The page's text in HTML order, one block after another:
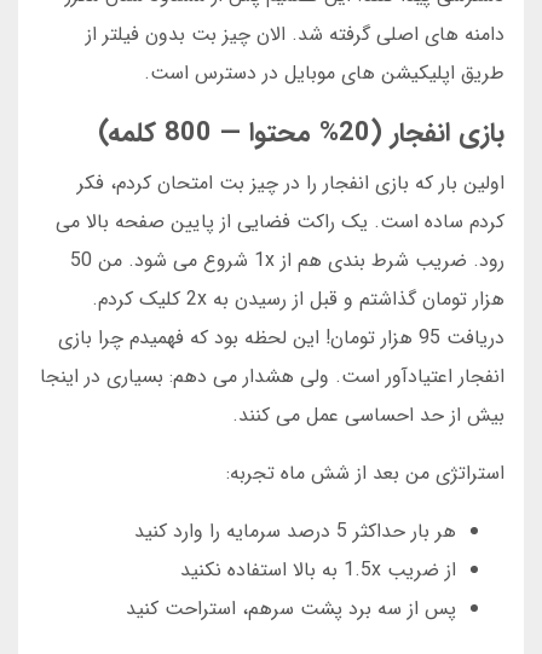
دامنه های اصلی گرفته شد. الان چیز بت بدون فیلتر از
طریق اپلیکیشن های موبایل در دسترس است.
بازی انفجار (20% محتوا — 800 کلمه)
اولین بار که بازی انفجار را در چیز بت امتحان کردم، فکر
کردم ساده است. یک راکت فضایی از پایین صفحه بالا می
رود. ضریب شرط بندی هم از 1x شروع می شود. من 50
هزار تومان گذاشتم و قبل از رسیدن به 2x کلیک کردم.
دریافت 95 هزار تومان! این لحظه بود که فهمیدم چرا بازی
انفجار اعتیادآور است. ولی هشدار می دهم: بسیاری در اینجا
بیش از حد احساسی عمل می کنند.
استراتژی من بعد از شش ماه تجربه:
هر بار حداکثر 5 درصد سرمایه را وارد کنید
از ضریب 1.5x به بالا استفاده نکنید
پس از سه برد پشت سرهم، استراحت کنید